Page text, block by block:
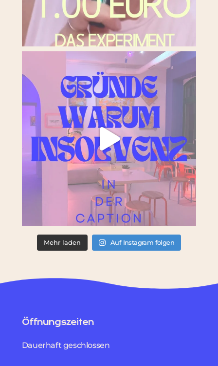
Mehr laden Auf Instagram folgen
Öffnungszeiten
Dauerhaft geschlossen